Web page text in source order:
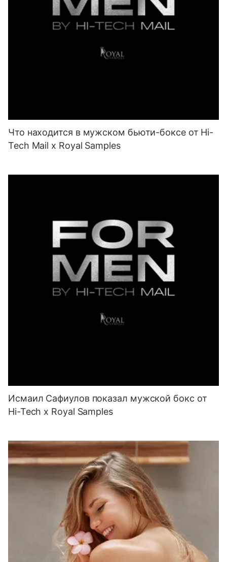
Что находится в мужском бьюти-боксе от Hi-
Tech Mail x Royal Samples
Исмаил Сафиулов показал мужской бокс от
Hi-Tech x Royal Samples